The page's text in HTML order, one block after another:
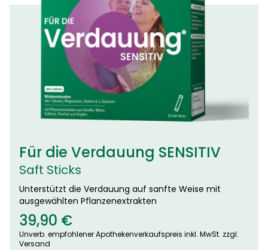
Für die Verdauung SENSITIV
Saft Sticks
Unterstützt die Verdauung auf sanfte Weise mit
ausgewählten Pflanzenextrakten
39,90 €
Unverb. empfohlener Apothekenverkaufspreis inkl. MwSt. zzgl.
Versand